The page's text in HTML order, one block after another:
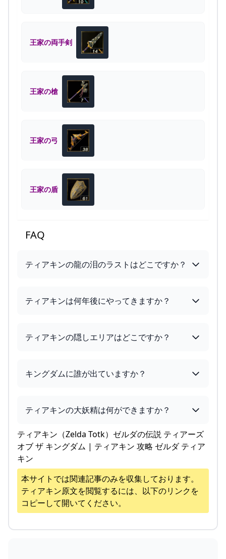
王家の両手剣
王家の槍
王家の弓
王家の盾
FAQ
ティアキンの龍の泪のラストはどこですか？
ティアキンは何年後にやってきますか？
ティアキンの隠しエリアはどこですか？
キングダムに誰が出ていますか？
ティアキンの大妖精は何ができますか？
ティアキン（Zelda Totk）ゼルダの伝説 ティアーズ
オブ ザ キングダム | ティアキン 攻略 ゼルダ ティア
キン
本サイトでは関連記事のみを収集しております。
ティアキン原文を閲覧するには、以下のリンクを
コピーして開いてください。